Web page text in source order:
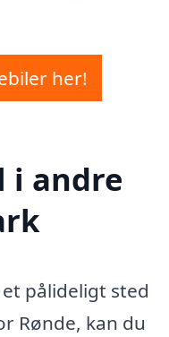
her!
i andre
pålideligt sted
Rønde, kan du